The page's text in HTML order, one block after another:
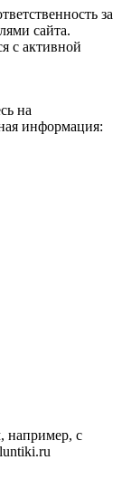
за
сайта.
с активной
на
информация:
например, с